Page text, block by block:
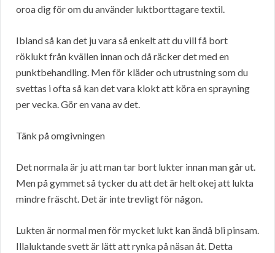
oroa dig för om du använder luktborttagare textil.
Ibland så kan det ju vara så enkelt att du vill få bort
röklukt från kvällen innan och då räcker det med en
punktbehandling. Men för kläder och utrustning som du
svettas i ofta så kan det vara klokt att köra en sprayning
per vecka. Gör en vana av det.
Tänk på omgivningen
Det normala är ju att man tar bort lukter innan man går ut.
Men på gymmet så tycker du att det är helt okej att lukta
mindre fräscht. Det är inte trevligt för någon.
Lukten är normal men för mycket lukt kan ändå bli pinsam.
Illaluktande svett är lätt att rynka på näsan åt. Detta